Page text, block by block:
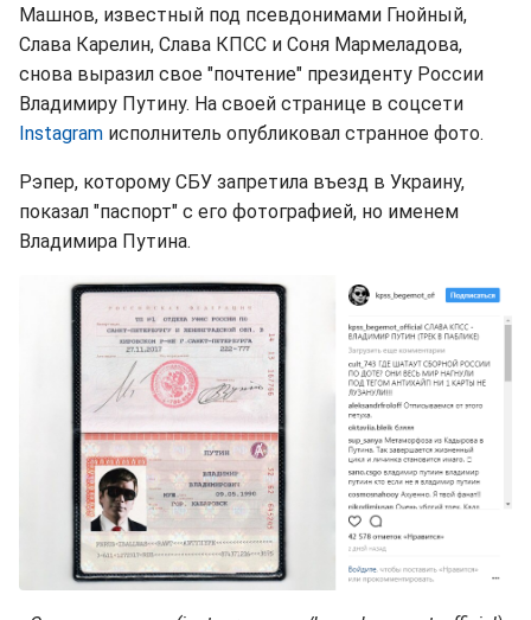
Машнов, известный под псевдонимами Гнойный,
Слава Карелин, Слава КПСС и Соня Мармеладова,
снова выразил свое "почтение" президенту России
Владимиру Путину. На своей странице в соцсети
Instagram исполнитель опубликовал странное фото.
Рэпер, которому СБУ запретила въезд в Украину,
показал "паспорт" с его фотографией, но именем
Владимира Путина.